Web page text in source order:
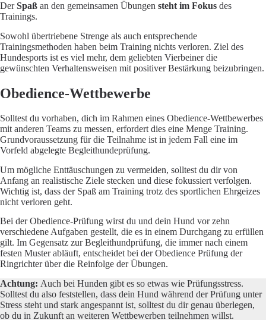
DerSpaß an den gemeinsamen Übungen steht im Fokus des
Trainings.
Sowohl übertriebene Strenge als auch entsprechende
Trainingsmethoden haben beim Training nichts verloren. Ziel des
Hundesports ist es viel mehr, dem geliebten Vierbeiner die
gewünschten Verhaltensweisen mit positiver Bestärkung beizubringen.
Obedience-Wettbewerbe
Solltest du vorhaben, dich im Rahmen eines Obedience-Wettbewerbes
mit anderen Teams zu messen, erfordert dies eine Menge Training.
Grundvoraussetzung für die Teilnahme ist in jedem Fall eine im
Vorfeld abgelegte Begleithundeprüfung.
Um mögliche Enttäuschungen zu vermeiden, solltest du dir von
Anfang an realistische Ziele stecken und diese fokussiert verfolgen.
Wichtig ist, dass der Spaß am Training trotz des sportlichen Ehrgeizes
nicht verloren geht.
Bei der Obedience-Prüfung wirst du und dein Hund vor zehn
verschiedene Aufgaben gestellt, die es in einem Durchgang zu erfüllen
gilt. Im Gegensatz zur Begleithundprüfung, die immer nach einem
festen Muster abläuft, entscheidet bei der Obedience Prüfung der
Ringrichter über die Reinfolge der Übungen.
Achtung: Auch bei Hunden gibt es so etwas wie Prüfungsstress.
Solltest du also feststellen, dass dein Hund während der Prüfung unter
Stress steht und stark angespannt ist, solltest du dir genau überlegen,
ob du in Zukunft an weiteren Wettbewerben teilnehmen willst.